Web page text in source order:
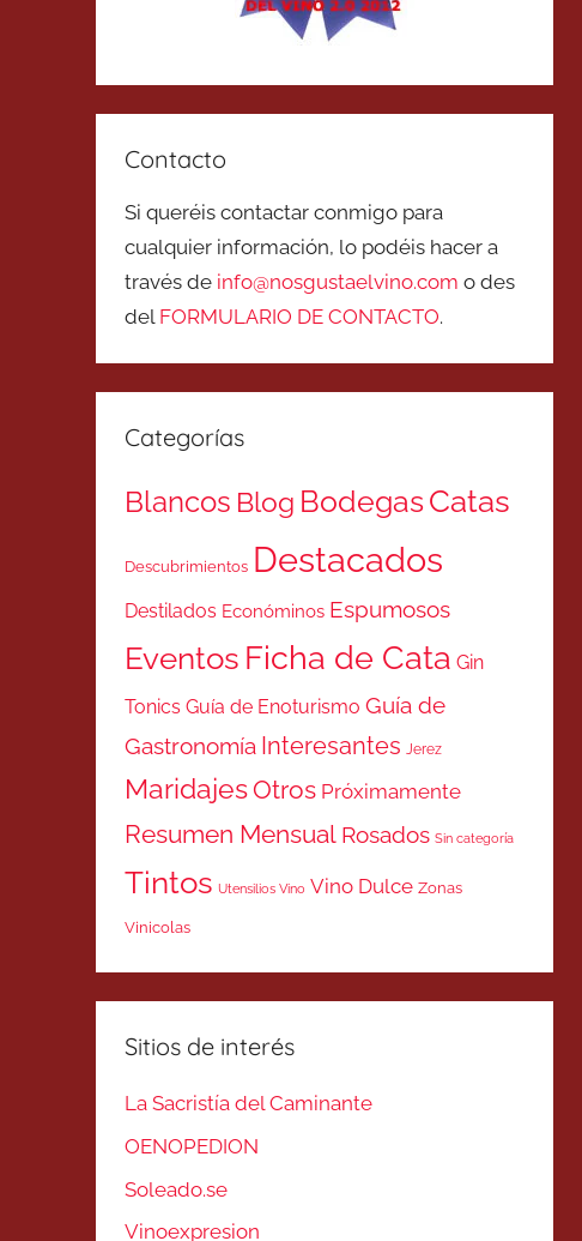
Contacto
Si queréis contactar conmigo para
cualquier información, lo podéis hacer a
través de info@nosgustaelvino.com o des
del FORMULARIO DE CONTACTO.
Categorías
Blancos Blog BodegasCatas
Descubrimientos Destacados
Destilados Económinos Espumosos
Eventos Ficha de Cata Gin
Tonics Guía de Enoturismo Guía de
Gastronomía Interesantes Jerez
MaridajesOtros Próximamente
Resumen Mensual Rosados Sin categoría
Tintos Utensilios Vino Vino Dulce Zonas
Vinicolas
Sitios de interés
La Sacristía del Caminante
OENOPEDION
Soleado.se
Vinoexpresion